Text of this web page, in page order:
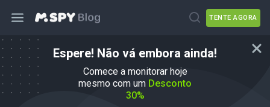
TENTE AGORA
Espere! Não vá embora ainda!
Comece a monitorar hoje
mesmo com um Desconto
30%
Como fazer